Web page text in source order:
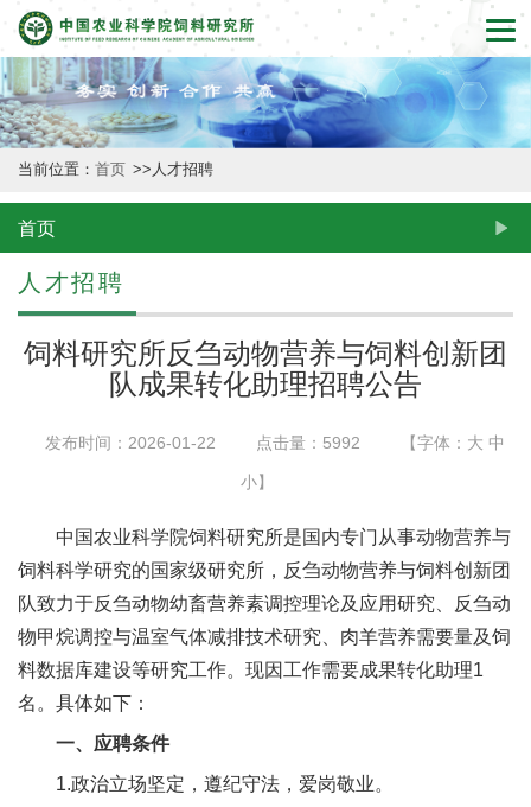
首
页
本
所
概
况
新
闻
团
队
科
当前位置： 首页 >> 人才招聘
首页
人才招聘
饲料研究所反刍动物营养与饲料创新团
队成果转化助理招聘公告
发布时间：2026-01-22 点击量： 5992 【字体： 大 中
小】
中国农业科学院饲料研究所是国内专门从事动物营养与
饲料科学研究的国家级研究所，反刍动物营养与饲料创新团
队致力于反刍动物幼畜营养素调控理论及应用研究、反刍动
物甲烷调控与温室气体减排技术研究、肉羊营养需要量及饲
料数据库建设等研究工作。现因工作需要成果转化助理1
名。具体如下：
一、应聘条件
1.政治立场坚定，遵纪守法，爱岗敬业。